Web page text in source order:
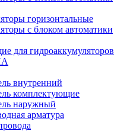
горизонтальные
с блоком автоматики
для гидроаккумуляторов
внутренний
комплектующие
наружный
арматура